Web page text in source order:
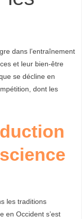
dans l’entraînement
et leur bien-être
se décline en
dont les
les traditions
en Occident s’est